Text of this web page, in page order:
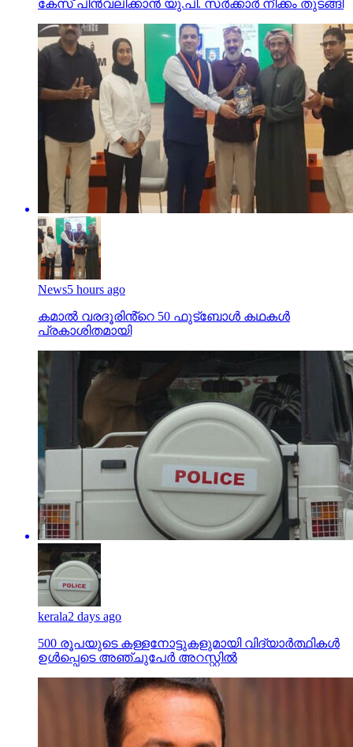
കേസ് പിന്‍വലിക്കാന്‍ യു.പി. സര്‍ക്കാര്‍ നീക്കം തുടങ്ങി
News5 hours ago
കമാൽ വരദൂരിൻ്റെ 50 ഫുട്ബോൾ കഥകൾ
പ്രകാശിതമായി
kerala2 days ago
500 രൂപയുടെ കള്ളനോട്ടുകളുമായി വിദ്യാര്‍ത്ഥികള്‍
ഉള്‍പ്പെടെ അഞ്ചുപേര്‍ അറസ്റ്റില്‍